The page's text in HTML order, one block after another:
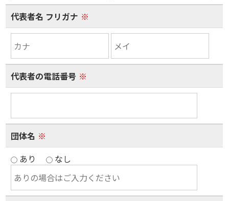
代表者名 フリガナ ※
代表者の電話番号 ※
団体名 ※
あり
なし